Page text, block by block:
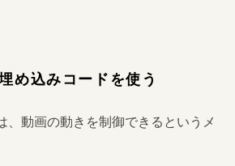
め込みコードを使う
、動画の動きを制御できるというメ